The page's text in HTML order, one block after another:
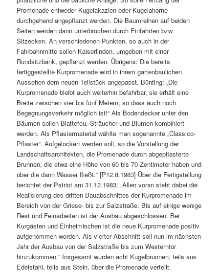
Promenade entweder Kugelakazien oder Kugelahorne
durchgehend angepflanzt werden. Die Baumreihen auf beiden
Seiten werden dann unterbrochen durch Einfahrten bzw.
Sitzecken. An verschiedenen Punkten, so auch in der
Fahrbahnmitte sollen Kaiserlinden, umgeben mit einer
Rundsitzbank, gepflanzt werden. Übrigens: Die bereits
fertiggestellte Kurpromenade wird in ihrem gartenbaulichen
Aussehen dem neuen Teilstück angepasst. Bünting: „Die
Kurpromenade bleibt auch weiterhin befahrbar, sie erhält eine
Breite zwischen vier bis fünf Metern, so dass auch noch
Begegnungsverkehr möglich ist!“ Als Bodendecker unter den
Bäumen sollen Blattefeu, Sträucher und Blumen kombiniert
werden. Als Pflastermaterial wählte man sogenannte „Classico-
Pflaster“. Aufgelockert werden soll, so die Vorstellung der
Landschaftsarchitekten, die Promenade durch abgepflasterte
Brunnen, die etwa eine Höhe von 60 bis 70 Zentimeter haben und
über die dann Wasser fließt.“ [P12.8.1983] Über die Fertigstellung
berichtet der Patriot am 31.12.1983: „Allen voran steht dabei die
Realisierung des dritten Bauabschnittes der Kurpromenade im
Bereich von der Griese- bis zur Salzstraße. Bis auf einige wenige
Rest und Feinarbeiten ist der Ausbau abgeschlossen. Bei
Kurgästen und Einheimischen ist die neue Kurpromenade positiv
aufgenommen worden. Als vierter Abschnitt soll nun im nächsten
Jahr der Ausbau von der Salzstraße bis zum Westerntor
hinzukommen.“ Insgesamt wurden acht Kugelbrunnen, teils aus
Edelstahl, teils aus Stein, über die Promenade verteilt.